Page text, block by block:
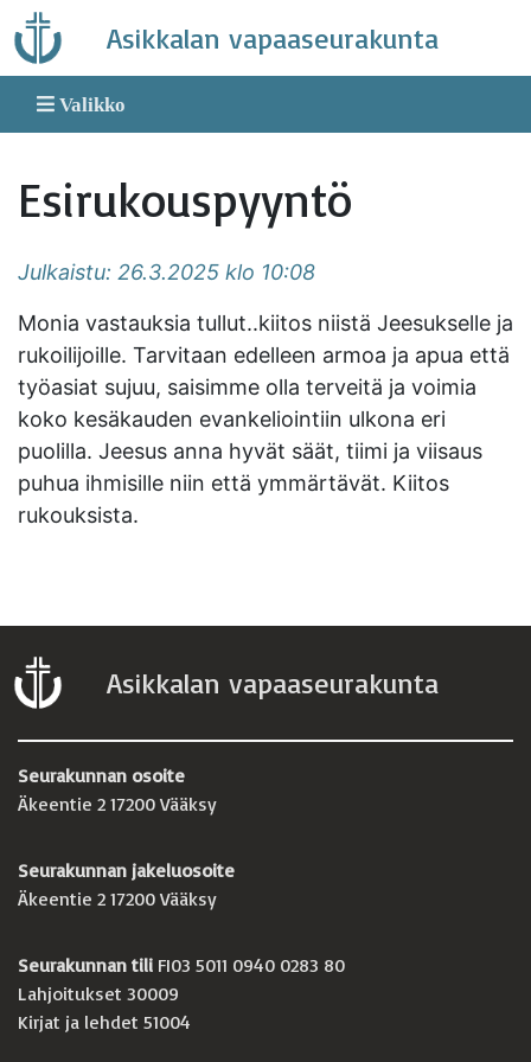
Skip
to
content
Asikkalan vapaaseurakunta
Valikko
Esirukouspyyntö
Julkaistu: 26.3.2025 klo 10:08
Monia vastauksia tullut..kiitos niistä Jeesukselle ja
rukoilijoille. Tarvitaan edelleen armoa ja apua että
työasiat sujuu, saisimme olla terveitä ja voimia
koko kesäkauden evankeliointiin ulkona eri
puolilla. Jeesus anna hyvät säät, tiimi ja viisaus
puhua ihmisille niin että ymmärtävät. Kiitos
rukouksista.
Asikkalan vapaaseurakunta
Seurakunnan osoite
Äkeentie 2 17200 Vääksy
Seurakunnan jakeluosoite
Äkeentie 2 17200 Vääksy
Seurakunnan tili FI03 5011 0940 0283 80
Lahjoitukset 30009
Kirjat ja lehdet 51004